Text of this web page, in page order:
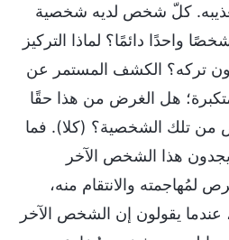
كلّ شخص لديه شخصية
واحدًا دائمًا؟ لماذا التركيز
تركه؟ الكشف المستمر عن
هل الغرض من هذا حقًا
من تلك الشخصية؟ (كلا). فما
هذا الشخص الآخر
لمُهاجمته والانتقام منه،
عندما يقولون إن الشخص الآخر